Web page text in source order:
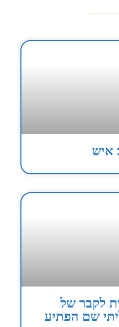
איש
לקבר של
שם הפתיע